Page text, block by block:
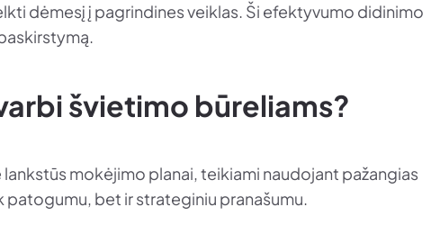
dėmesį į pagrindines veiklas. Ši efektyvumo didinimo
švietimo būreliams?
mokėjimo planai, teikiami naudojant pažangias
bet ir strateginiu pranašumu.